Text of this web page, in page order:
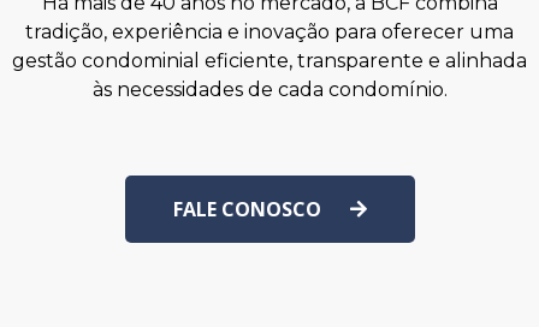
tradição, experiência e inovação para oferecer uma
gestão condominial eficiente, transparente e alinhada
às necessidades de cada condomínio.
FALE CONOSCO